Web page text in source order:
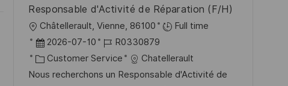
i
c
h
u
n
V
e
r
ö
f
i
e
Responsable d'Activité de Réparation (F/H)
O
r
t
Châtellerault, Vienne, 86100
Full time
D
a
t
2026-07-10
J
o
b
R0330879
K
a
Customer Service
Chatellerault
Nous recherchons un Responsable d'Activité de